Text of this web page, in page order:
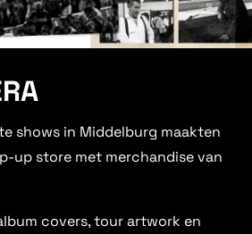
shows in Middelburg maakten
up store met merchandise van
covers, tour artwork en